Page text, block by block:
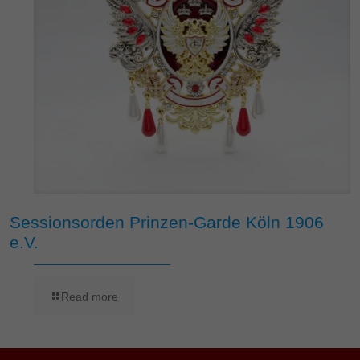
Sessionsorden Prinzen-Garde Köln 1906
e.V.
Read more